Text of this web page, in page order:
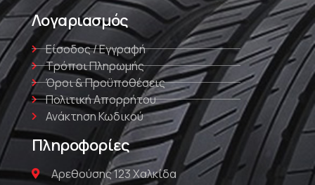
Λογαριασμός
Είσοδος / Εγγραφή
Τρόποι Πληρωμής
Όροι & Προϋποθέσεις
Πολιτική Απορρήτου
Ανάκτηση Κωδικού
Πληροφορίες
Αρεθούσης 123 Χαλκίδα